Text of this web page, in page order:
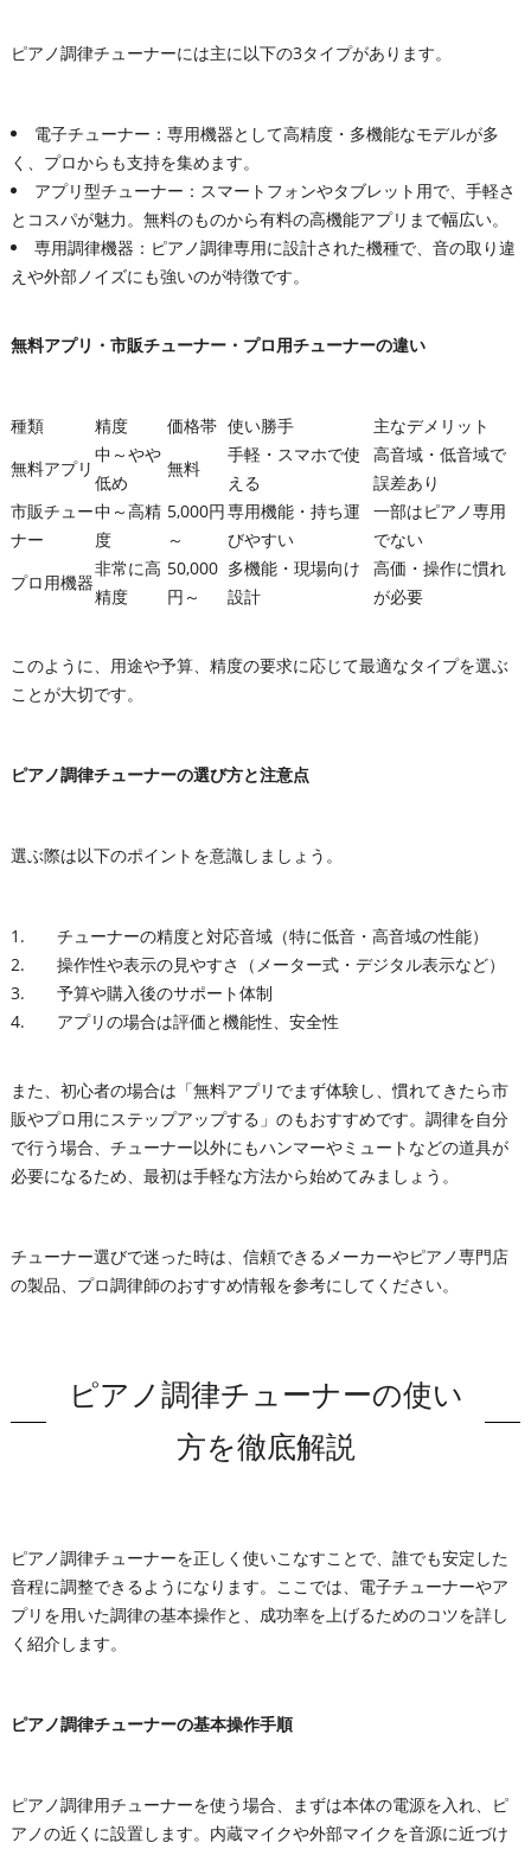
ピアノ調律チューナーには主に以下の3タイプがあります。
電子チューナー：専用機器として高精度・多機能なモデルが多
く、プロからも支持を集めます。
アプリ型チューナー：スマートフォンやタブレット用で、手軽さ
とコスパが魅力。無料のものから有料の高機能アプリまで幅広い。
専用調律機器：ピアノ調律専用に設計された機種で、音の取り違
えや外部ノイズにも強いのが特徴です。
無料アプリ・市販チューナー・プロ用チューナーの違い
種類 精度 価格帯 使い勝手
主なデメリット
無料アプリ
中～やや
低め
無料
手軽・スマホで使
える
高音域・低音域で
誤差あり
市販チュー
ナー
中～高精
度
5,000円
～
専用機能・持ち運
びやすい
一部はピアノ専用
でない
プロ用機器
非常に高
精度
50,000
円～
多機能・現場向け
設計
高価・操作に慣れ
が必要
このように、用途や予算、精度の要求に応じて最適なタイプを選ぶ
ことが大切です。
ピアノ調律チューナーの選び方と注意点
選ぶ際は以下のポイントを意識しましょう。
チューナーの精度と対応音域（特に低音・高音域の性能）
操作性や表示の見やすさ（メーター式・デジタル表示など）
予算や購入後のサポート体制
アプリの場合は評価と機能性、安全性
また、初心者の場合は「無料アプリでまず体験し、慣れてきたら市
販やプロ用にステップアップする」のもおすすめです。調律を自分
で行う場合、チューナー以外にもハンマーやミュートなどの道具が
必要になるため、最初は手軽な方法から始めてみましょう。
チューナー選びで迷った時は、信頼できるメーカーやピアノ専門店
の製品、プロ調律師のおすすめ情報を参考にしてください。
ピアノ調律チューナーの使い
方を徹底解説
ピアノ調律チューナーを正しく使いこなすことで、誰でも安定した
音程に調整できるようになります。ここでは、電子チューナーやア
プリを用いた調律の基本操作と、成功率を上げるためのコツを詳し
く紹介します。
ピアノ調律チューナーの基本操作手順
ピアノ調律用チューナーを使う場合、まずは本体の電源を入れ、ピ
アノの近くに設置します。内蔵マイクや外部マイクを音源に近づけ